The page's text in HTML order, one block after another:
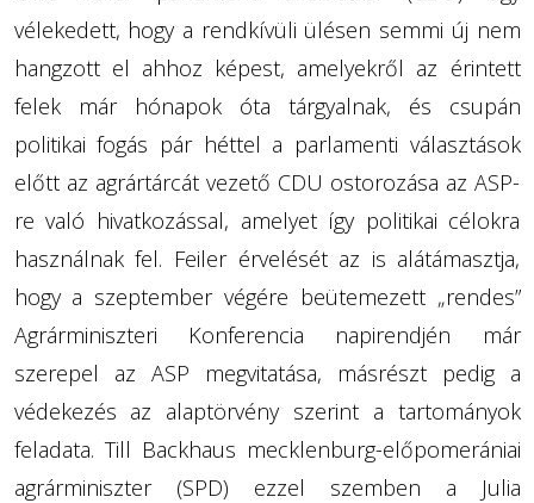
vélekedett, hogy a rendkívüli ülésen semmi új nem
hangzott el ahhoz képest, amelyekről az érintett
felek már hónapok óta tárgyalnak, és csupán
politikai fogás pár héttel a parlamenti választások
előtt az agrártárcát vezető CDU ostorozása az ASP-
re való hivatkozással, amelyet így politikai célokra
használnak fel. Feiler érvelését az is alátámasztja,
hogy a szeptember végére beütemezett „rendes”
Agrárminiszteri Konferencia napirendjén már
szerepel az ASP megvitatása, másrészt pedig a
védekezés az alaptörvény szerint a tartományok
feladata. Till Backhaus mecklenburg-előpomerániai
agrárminiszter (SPD) ezzel szemben a Julia